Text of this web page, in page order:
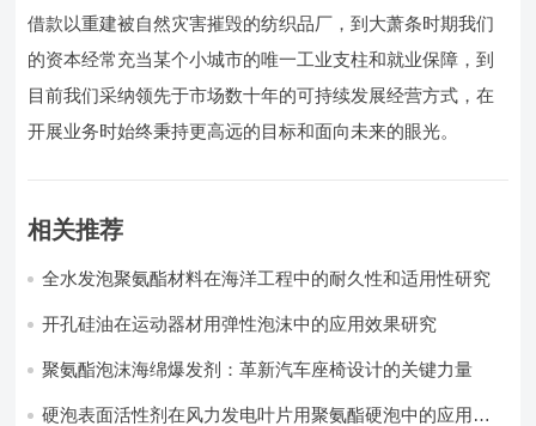
借款以重建被自然灾害摧毁的纺织品厂，到大萧条时期我们
的资本经常充当某个小城市的唯一工业支柱和就业保障，到
目前我们采纳领先于市场数十年的可持续发展经营方式，在
开展业务时始终秉持更高远的目标和面向未来的眼光。
相关推荐
全水发泡聚氨酯材料在海洋工程中的耐久性和适用性研究
开孔硅油在运动器材用弹性泡沫中的应用效果研究
聚氨酯泡沫海绵爆发剂：革新汽车座椅设计的关键力量​
硬泡表面活性剂在风力发电叶片用聚氨酯硬泡中的应用实